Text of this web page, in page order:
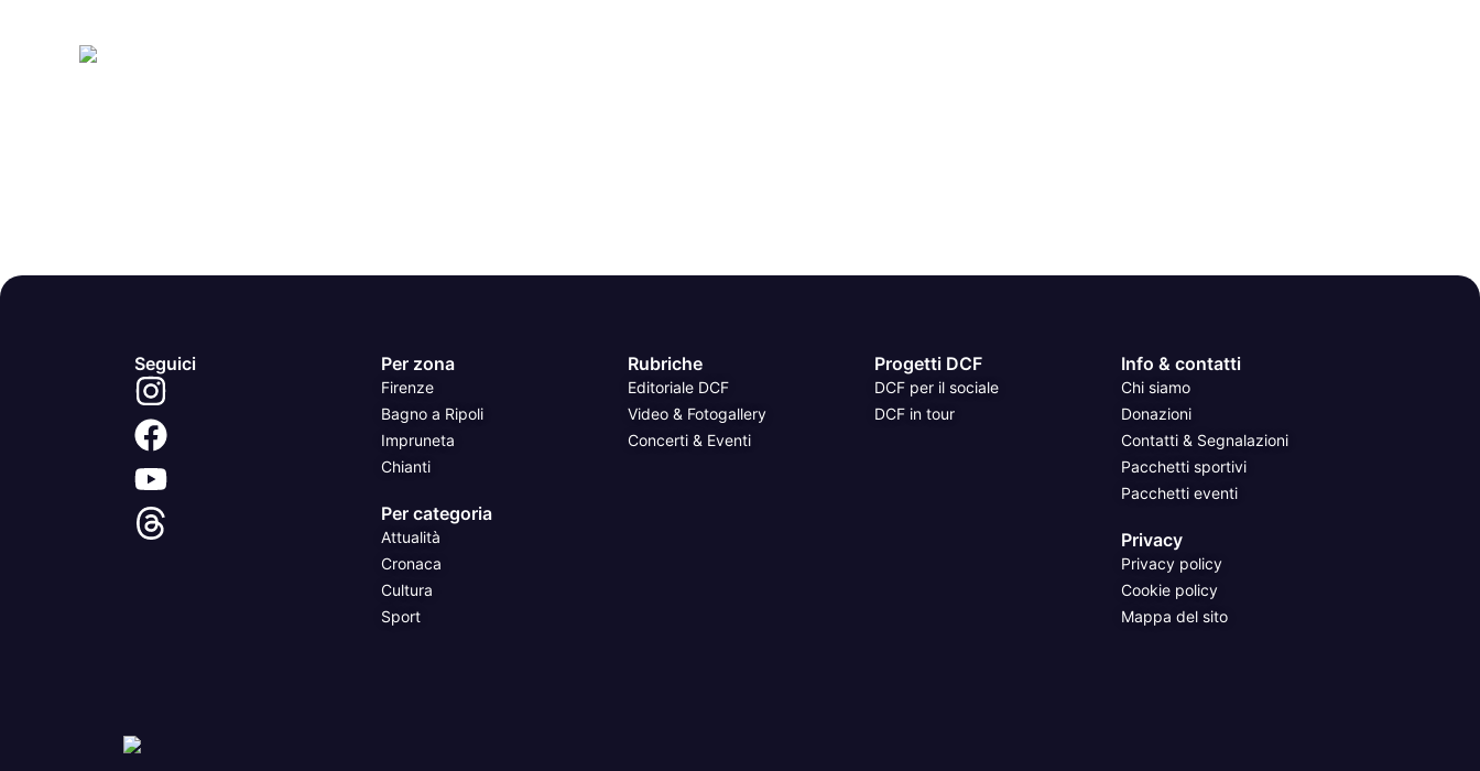
Seguici Per zona
Firenze
Bagno a Ripoli
Impruneta
Chianti
Per categoria
Attualità
Cronaca
Cultura
Sport
Rubriche
Editoriale DCF
Video & Fotogallery
Concerti & Eventi
Progetti DCF
DCF per il sociale
DCF in tour
Info & contatti
Chi siamo
Donazioni
Contatti & Segnalazioni
Pacchetti sportivi
Pacchetti eventi
Privacy
Privacy policy
Cookie policy
Mappa del sito